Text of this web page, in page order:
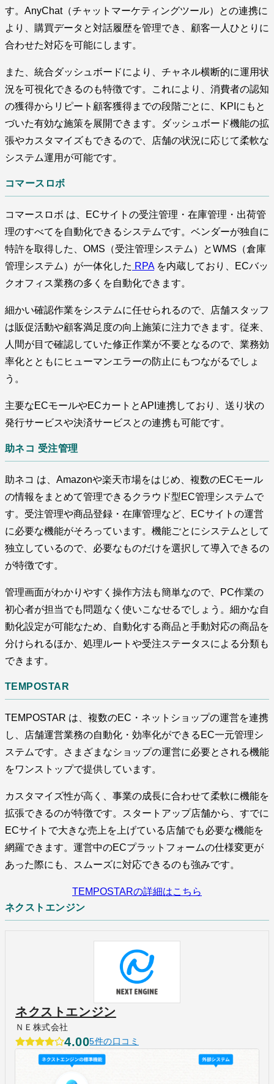
す。AnyChat（チャットマーケティングツール）との連携に
より、購買データと対話履歴を管理でき、顧客一人ひとりに
合わせた対応を可能にします。
また、統合ダッシュボードにより、チャネル横断的に運用状
況を可視化できるのも特徴です。これにより、消費者の認知
の獲得からリピート顧客獲得までの段階ごとに、KPIにもと
づいた有効な施策を展開できます。ダッシュボード機能の拡
張やカスタマイズもできるので、店舗の状況に応じて柔軟な
システム運用が可能です。
コマースロボ
コマースロボ は、ECサイトの受注管理・在庫管理・出荷管
理のすべてを自動化できるシステムです。ベンダーが独自に
特許を取得した、OMS（受注管理システム）とWMS（倉庫
管理システム）が一体化した RPAを内蔵しており、ECバッ
クオフィス業務の多くを自動化できます。
細かい確認作業をシステムに任せられるので、店舗スタッフ
は販促活動や顧客満足度の向上施策に注力できます。従来、
人間が目で確認していた修正作業が不要となるので、業務効
率化とともにヒューマンエラーの防止にもつながるでしょ
う。
主要なECモールやECカートとAPI連携しており、送り状の
発行サービスや決済サービスとの連携も可能です。
助ネコ 受注管理
助ネコ は、Amazonや楽天市場をはじめ、複数のECモール
の情報をまとめて管理できるクラウド型EC管理システムで
す。受注管理や商品登録・在庫管理など、ECサイトの運営
に必要な機能がそろっています。機能ごとにシステムとして
独立しているので、必要なものだけを選択して導入できるの
が特徴です。
管理画面がわかりやすく操作方法も簡単なので、PC作業の
初心者が担当でも問題なく使いこなせるでしょう。細かな自
動化設定が可能なため、自動化する商品と手動対応の商品を
分けられるほか、処理ルートや受注ステータスによる分類も
できます。
TEMPOSTAR
TEMPOSTAR は、複数のEC・ネットショップの運営を連携
し、店舗運営業務の自動化・効率化ができるEC一元管理シ
ステムです。さまざまなショップの運営に必要とされる機能
をワンストップで提供しています。
カスタマイズ性が高く、事業の成長に合わせて柔軟に機能を
拡張できるのが特徴です。スタートアップ店舗から、すでに
ECサイトで大きな売上を上げている店舗でも必要な機能を
網羅できます。運営中のECプラットフォームの仕様変更が
あった際にも、スムーズに対応できるのも強みです。
TEMPOSTARの詳細はこちら
ネクストエンジン
ネクストエンジン
ＮＥ株式会社
4.005件の口コミ